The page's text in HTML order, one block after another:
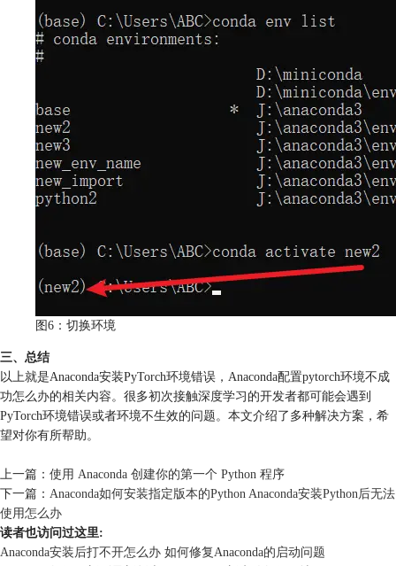
图6：切换环境
三、总结
以上就是Anaconda安装PyTorch环境错误，Anaconda配置pytorch环境不成
功怎么办的相关内容。很多初次接触深度学习的开发者都可能会遇到
PyTorch环境错误或者环境不生效的问题。本文介绍了多种解决方案，希
望对你有所帮助。
上一篇： 使用 Anaconda 创建你的第一个 Python 程序
下一篇： Anaconda如何安装指定版本的Python Anaconda安装Python后无法
使用怎么办
读者也访问过这里:
Anaconda安装后打不开怎么办 如何修复Anaconda的启动问题